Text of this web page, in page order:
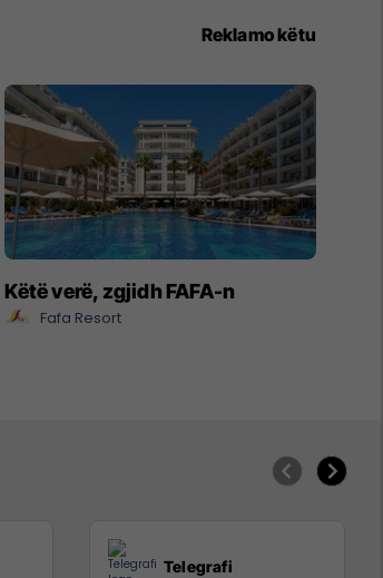
Reklamo këtu
Këtë verë, zgjidh FAFA-n
Fafa Resort
Telegrafi